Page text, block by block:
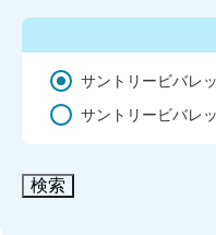
サントリービバレ
サントリービバレ
検索